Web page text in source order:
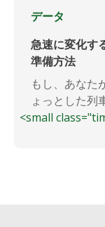
データ
急速に変化す
準備方法
もし、あなた
ょっとした列
<small